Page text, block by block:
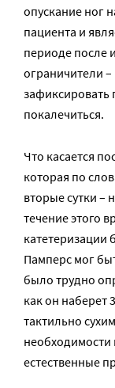
опускание ног
пациента и
периоде после
ограничители –
зафиксировать
покалечиться.
Что касается
которая по
вторые сутки –
течение этого
катетеризации
Памперс мог
было трудно
как он наберет
тактильно
необходимости
естественные